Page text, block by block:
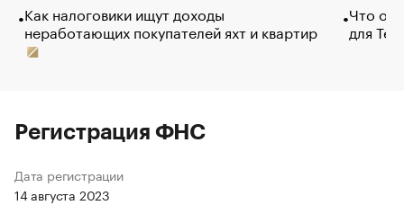
Как налоговики ищут доходы
неработающих покупателей яхт и квартир
Что
для
Регистрация ФНС
Дата регистрации
14 августа 2023